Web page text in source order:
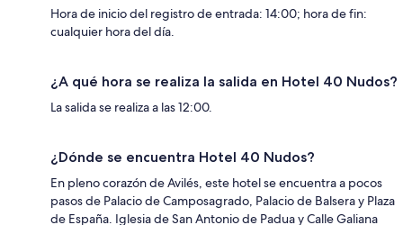
Hora de inicio del registro de entrada: 14:00; hora de fin:
cualquier hora del día.
¿A qué hora se realiza la salida en Hotel 40 Nudos?
La salida se realiza a las 12:00.
¿Dónde se encuentra Hotel 40 Nudos?
En pleno corazón de Avilés, este hotel se encuentra a pocos
pasos de Palacio de Camposagrado, Palacio de Balsera y Plaza
de España. Iglesia de San Antonio de Padua y Calle Galiana